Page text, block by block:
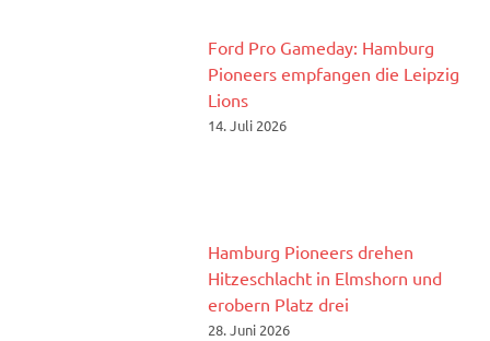
Ford Pro Gameday: Hamburg
Pioneers empfangen die Leipzig
Lions
14. Juli 2026
Hamburg Pioneers drehen
Hitzeschlacht in Elmshorn und
erobern Platz drei
28. Juni 2026